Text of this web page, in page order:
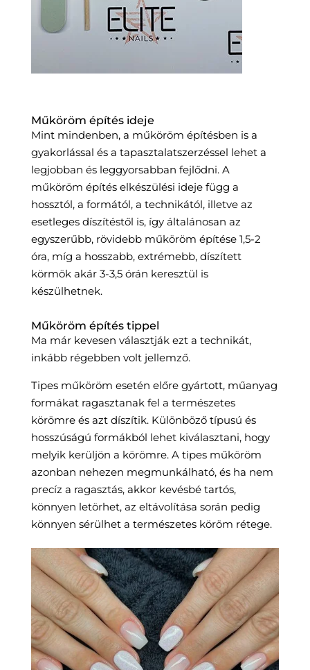
Műköröm építés ideje
Mint mindenben, a műköröm építésben is a
gyakorlással és a tapasztalatszerzéssel lehet a
legjobban és leggyorsabban fejlődni. A
műköröm építés elkészülési ideje függ a
hossztól, a formától, a technikától, illetve az
esetleges díszítéstől is, így általánosan az
egyszerűbb, rövidebb műköröm építése 1,5-2
óra, míg a hosszabb, extrémebb, díszített
körmök akár 3-3,5 órán keresztül is
készülhetnek.
Műköröm építés tippel
Ma már kevesen választják ezt a technikát,
inkább régebben volt jellemző.
Tipes műköröm esetén előre gyártott, műanyag
formákat ragasztanak fel a természetes
körömre és azt díszítik. Különböző típusú és
hosszúságú formákból lehet kiválasztani, hogy
melyik kerüljön a körömre. A tipes műköröm
azonban nehezen megmunkálható, és ha nem
precíz a ragasztás, akkor kevésbé tartós,
könnyen letörhet, az eltávolítása során pedig
könnyen sérülhet a természetes köröm rétege.